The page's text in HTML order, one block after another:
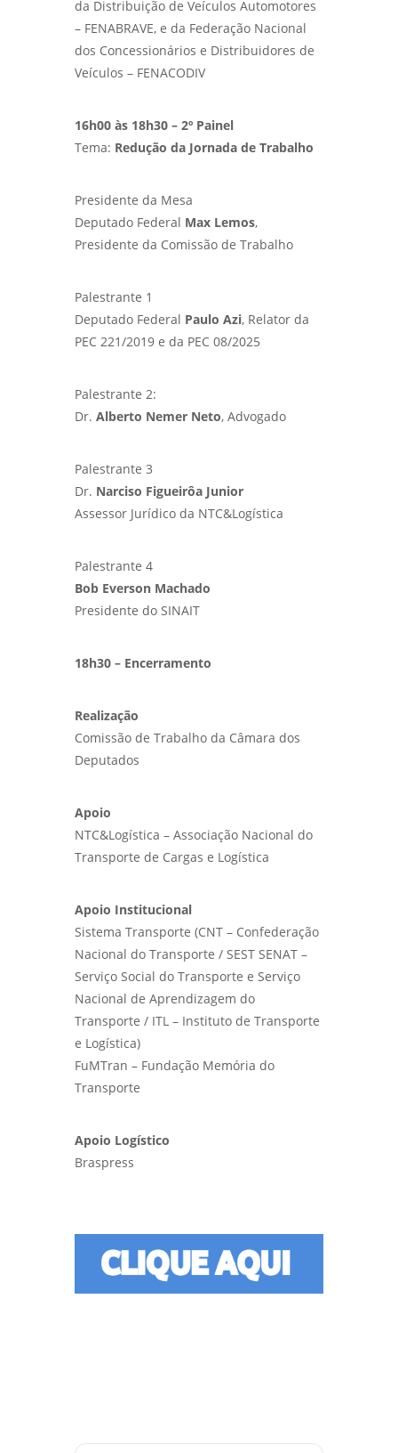
da Distribuição de Veículos Automotores
– FENABRAVE, e da Federação Nacional
dos Concessionários e Distribuidores de
Veículos – FENACODIV
16h00 às 18h30 – 2º Painel
Tema: Redução da Jornada de Trabalho
Presidente da Mesa
Deputado Federal Max Lemos,
Presidente da Comissão de Trabalho
Palestrante 1
Deputado Federal Paulo Azi, Relator da
PEC 221/2019 e da PEC 08/2025
Palestrante 2:
Dr. Alberto Nemer Neto, Advogado
Palestrante 3
Dr. Narciso Figueirôa Junior
Assessor Jurídico da NTC&Logística
Palestrante 4
Bob Everson Machado
Presidente do SINAIT
18h30 – Encerramento
Realização
Comissão de Trabalho da Câmara dos
Deputados
Apoio
NTC&Logística – Associação Nacional do
Transporte de Cargas e Logística
Apoio Institucional
Sistema Transporte (CNT – Confederação
Nacional do Transporte / SEST SENAT –
Serviço Social do Transporte e Serviço
Nacional de Aprendizagem do
Transporte / ITL – Instituto de Transporte
e Logística)
FuMTran – Fundação Memória do
Transporte
Apoio Logístico
Braspress